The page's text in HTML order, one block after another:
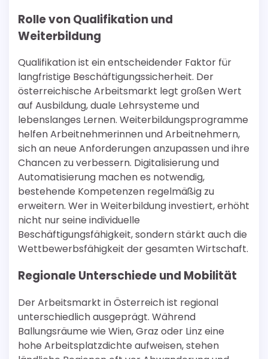
Rolle von Qualifikation und
Weiterbildung
Qualifikation ist ein entscheidender Faktor für
langfristige Beschäftigungssicherheit. Der
österreichische Arbeitsmarkt legt großen Wert
auf Ausbildung, duale Lehrsysteme und
lebenslanges Lernen. Weiterbildungsprogramme
helfen Arbeitnehmerinnen und Arbeitnehmern,
sich an neue Anforderungen anzupassen und ihre
Chancen zu verbessern. Digitalisierung und
Automatisierung machen es notwendig,
bestehende Kompetenzen regelmäßig zu
erweitern. Wer in Weiterbildung investiert, erhöht
nicht nur seine individuelle
Beschäftigungsfähigkeit, sondern stärkt auch die
Wettbewerbsfähigkeit der gesamten Wirtschaft.
Regionale Unterschiede und Mobilität
Der Arbeitsmarkt in Österreich ist regional
unterschiedlich ausgeprägt. Während
Ballungsräume wie Wien, Graz oder Linz eine
hohe Arbeitsplatzdichte aufweisen, stehen